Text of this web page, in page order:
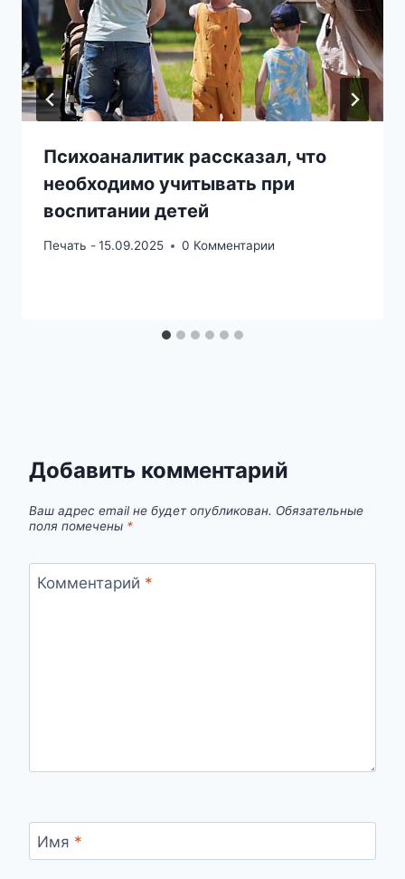
Психоаналитик рассказал, что
необходимо учитывать при
воспитании детей
Печать -15.09.2025 0 Комментарии
Добавить комментарий
Ваш адрес email не будет опубликован. Обязательные
поля помечены *
Комментарий *
Имя *